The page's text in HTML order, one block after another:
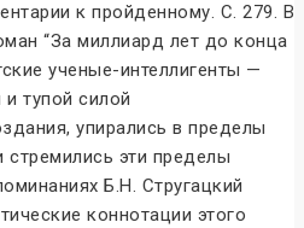
к пройденному. С. 279. В
“За миллиард лет до конца
ученые-интеллигенты —
тупой силой
упирались в пределы
стремились эти пределы
Б.Н. Стругацкий
коннотации этого